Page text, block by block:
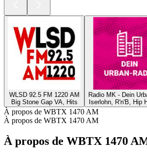
WLSD 92.5 FM 1220 AM
Big Stone Gap VA, Hits
Radio MK - Dein
Iserlohn, R'n'B, Hip
À propos de WBTX 1470 AM
À propos de WBTX 1470 AM
À propos de WBTX 1470